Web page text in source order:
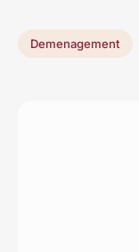
Demenagement